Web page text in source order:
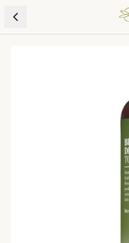
Skip to content